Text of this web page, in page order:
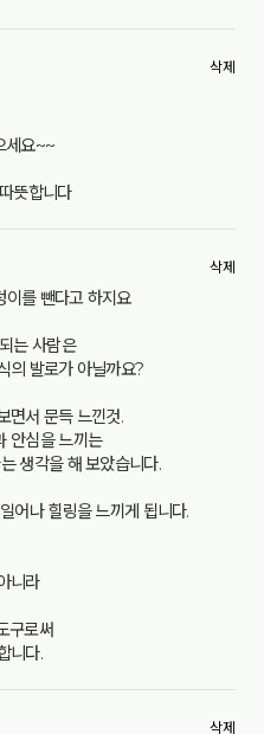
삭제
세요~~
뜻합니다
삭제
이를 뺀다고 하지요
는 사람은
의 발로가 아닐까요?
면서 문득 느낀것.
안심을 느끼는
생각을 해 보았습니다.
어나 힐링을 느끼게 됩니다.
니라
구로써
니다.
삭제